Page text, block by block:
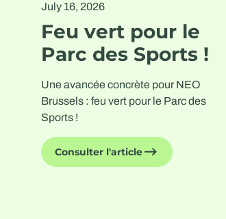
July 16, 2026
Feu vert pour le
Parc des Sports !
Une avancée concrète pour NEO
Brussels : feu vert pour le Parc des
Sports !
Consulter l'article